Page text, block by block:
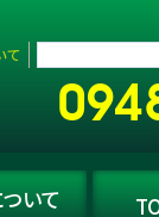
て
いて